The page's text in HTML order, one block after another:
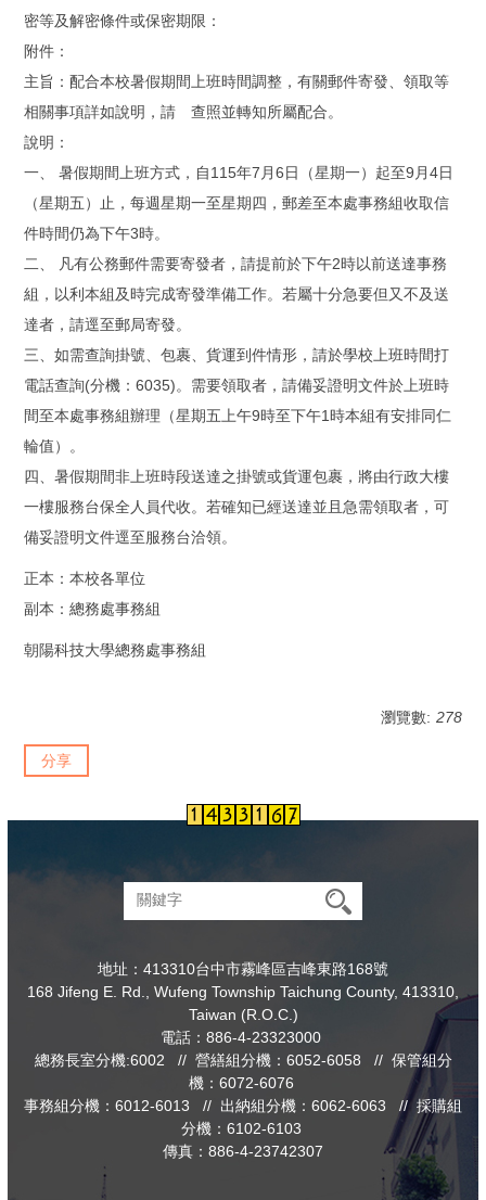
密等及解密條件或保密期限：
附件：
主旨：配合本校暑假期間上班時間調整，有關郵件寄發、領取等
相關事項詳如說明，請 查照並轉知所屬配合。
說明：
一、 暑假期間上班方式，自115年7月6日（星期一）起至9月4日
（星期五）止，每週星期一至星期四，郵差至本處事務組收取信
件時間仍為下午3時。
二、 凡有公務郵件需要寄發者，請提前於下午2時以前送達事務
組，以利本組及時完成寄發準備工作。若屬十分急要但又不及送
達者，請逕至郵局寄發。
三、如需查詢掛號、包裹、貨運到件情形，請於學校上班時間打
電話查詢(分機：6035)。需要領取者，請備妥證明文件於上班時
間至本處事務組辦理（星期五上午9時至下午1時本組有安排同仁
輪值）。
四、暑假期間非上班時段送達之掛號或貨運包裹，將由行政大樓
一樓服務台保全人員代收。若確知已經送達並且急需領取者，可
備妥證明文件逕至服務台洽領。
正本：本校各單位
副本：總務處事務組
朝陽科技大學總務處事務組
瀏覽數: 278
分享
地址：413310台中市霧峰區吉峰東路168號
168 Jifeng E. Rd., Wufeng Township Taichung County, 413310,
Taiwan (R.O.C.)
電話：886-4-23323000
總務長室分機:6002 // 營繕組分機：6052-6058 // 保管組分
機：6072-6076
事務組分機：6012-6013 // 出納組分機：6062-6063 // 採購組
分機：6102-6103
傳真：886-4-23742307